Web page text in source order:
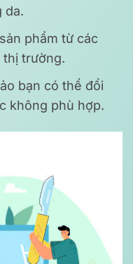
da.
phẩm từ các
trường.
bạn có thể đổi
không phù hợp.